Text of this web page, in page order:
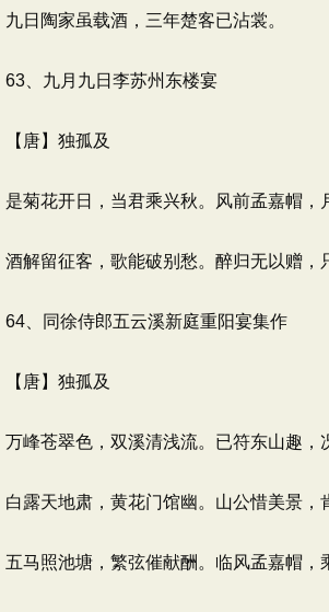
九日陶家虽载酒，三年楚客已沾裳。
63、九月九日李苏州东楼宴
【唐】独孤及
是菊花开日，当君乘兴秋。风前孟嘉帽，
酒解留征客，歌能破别愁。醉归无以赠，
64、同徐侍郎五云溪新庭重阳宴集作
【唐】独孤及
万峰苍翠色，双溪清浅流。已符东山趣，
白露天地肃，黄花门馆幽。山公惜美景，
五马照池塘，繁弦催献酬。临风孟嘉帽，